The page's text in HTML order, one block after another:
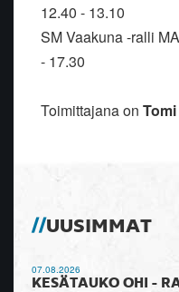
12.40 - 13.10
SM Vaakuna -ralli
- 17.30
Toimittajana on
UUSIMMAT
07.08.2026
KESÄTAUKO OHI -